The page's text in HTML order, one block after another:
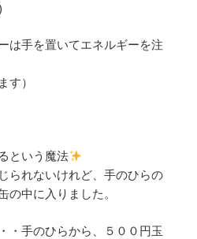
は手を置いてエネルギーを注
す）
という魔法
られないけれど、手のひらの
の中に入りました。
・手のひらから、５００円玉